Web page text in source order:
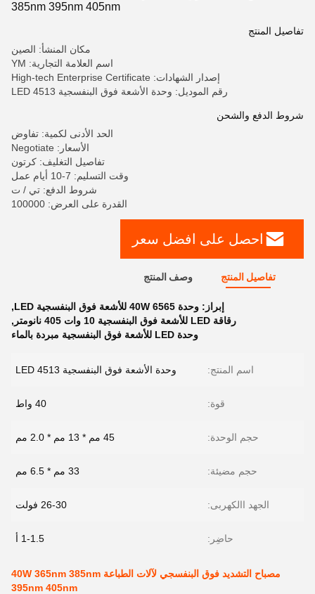
385nm 395nm 405nm
تفاصيل المنتج
مكان المنشأ: الصين
اسم العلامة التجارية: YM
إصدار الشهادات: High-tech Enterprise Certificate
رقم الموديل: وحدة الأشعة فوق البنفسجية LED 4513
شروط الدفع والشحن
الحد الأدنى لكمية: تفاوض
الأسعار: Negotiate
تفاصيل التغليف: كرتون
وقت التسليم: 7-10 أيام عمل
شروط الدفع: تي / ت
القدرة على العرض: 100000
احصل على افضل سعر
تفاصيل المنتج وصف المنتج
إبراز: وحدة 6565 40W للأشعة فوق البنفسجية LED
,
رقاقة LED للأشعة فوق البنفسجية 10 وات 405 نانومتر
,
وحدة LED للأشعة فوق البنفسجية مبردة بالماء
اسم المنتج: وحدة الأشعة فوق البنفسجية LED 4513
قوة: 40 واط
حجم الوحدة: 45 مم * 13 مم * 2.0 مم
حجم مضيئة: 33 مم * 6.5 مم
الجهد االكهربى: 26-30 فولت
حاضِر: 1-1.5 أ
مصباح التشديد فوق البنفسجي لآلات الطباعة 40W 365nm 385nm
395nm 405nm